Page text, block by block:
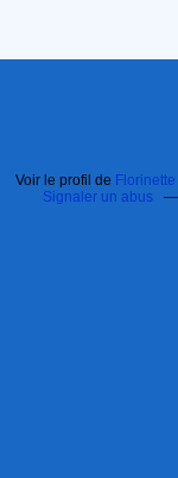
Voir le profil de Florinette
Signaler un abus